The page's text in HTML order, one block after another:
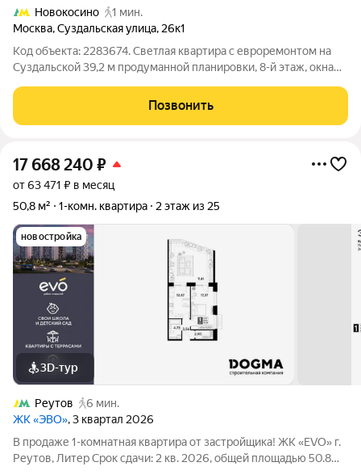
Новокосино
1 мин.
Москва,Суздальская улица, 26к1
Код объекта: 2283674. Светлая квартира с евроремонтом на
Суздальской 39,2 м продуманной планировки, 8-й этаж, окна
Заезжайте и ощутите комфорт без дополнительных вложений:
всё готово к
Позвонить
17 668 240 ₽
от 63 471 ₽ в месяц
50,8 м²
1-комн. квартира 2 этаж из 25
новостройка
3D-тур
Реутов
6 мин.
ЖК «ЭВО», 3 квартал 2026
В продаже 1-комнатная квартира от застройщика! ЖК «EVO» г.
Реутов, Литер Срок сдачи: 2 кв. 2026, общей площадью 50.8